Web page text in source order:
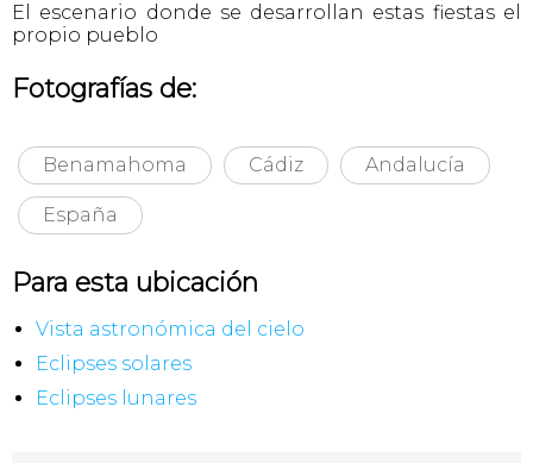
El escenario donde se desarrollan estas fiestas el
propio pueblo
Fotografías de:
Benamahoma Cádiz Andalucía
España
Para esta ubicación
Vista astronómica del cielo
Eclipses solares
Eclipses lunares